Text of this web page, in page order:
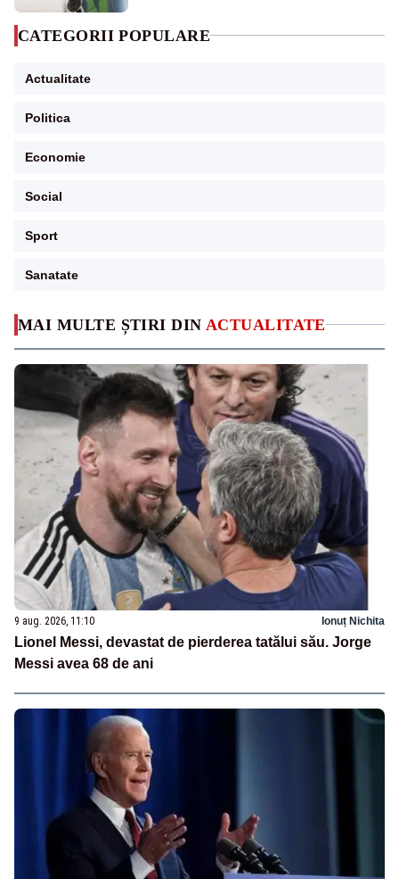
MAI MULTE ȘTIRI DIN ACTUALITATE
9 aug. 2026, 11:10 Ionuț Nichita
Lionel Messi, devastat de pierderea tatălui său. Jorge
Messi avea 68 de ani
CATEGORII POPULARE
Actualitate
Politica
Economie
Social
Sport
Sanatate